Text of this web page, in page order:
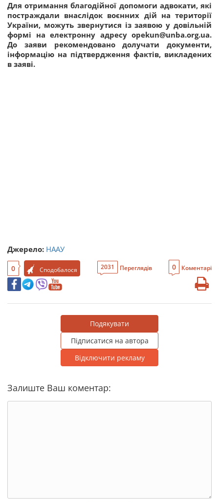
Для отримання благодійної допомоги адвокати, які
постраждали внаслідок воєнних дій на території
України, можуть звернутися із заявою у довільній
формі на електронну адресу opekun@unba.org.ua.
До заяви рекомендовано долучати документи,
інформацію на підтвердження фактів, викладених
в заяві.
Джерело: НААУ
0 Сподобалося 2031 Переглядів 0 Коментарі
Подякувати
Підписатися на автора
Відключити рекламу
Залиште Ваш коментар: